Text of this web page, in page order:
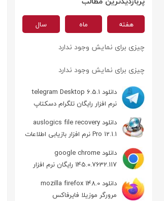
هفته ماه سال
چیزی برای نمایش وجود ندارد
چیزی برای نمایش وجود ندارد
دانلود telegram Desktop 6.5.1
نرم افزار رایگان تلگرام دسکتاپ
دانلود auslogics file recovery
Pro 12.1.1 نرم افزار بازیابی اطلاعات
دانلود google chrome
145.0.7632.117 رایگان نرم افزار
مرورگر گوگل کروم
دانلود mozilla firefox 148.0
مرورگر موزیلا فایرفاکس